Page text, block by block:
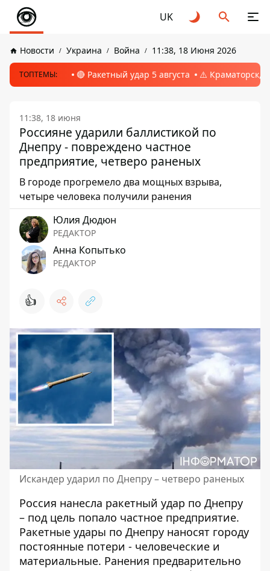
UK
Новости Украина Война 11:38, 18 Июня 2026
ТОПТЕМЫ: 🔴 Ракетный удар 5 августа ⚠️ Краматорск,
11:38, 18 июня
Россияне ударили баллистикой по
Днепру - повреждено частное
предприятие, четверо раненых
В городе прогремело два мощных взрыва,
четыре человека получили ранения
Юлия Дюдюн
РЕДАКТОР
Анна Копытько
РЕДАКТОР
👍
Искандер ударил по Днепру – четверо раненых
Россия нанесла ракетный удар по Днепру
– под цель попало частное предприятие.
Ракетные удары по Днепру наносят городу
постоянные потери - человеческие и
материальные. Ранения предварительно